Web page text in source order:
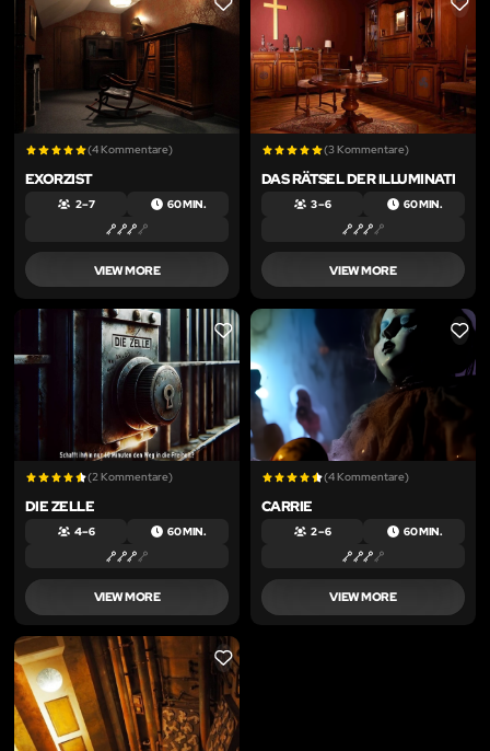
LIKE
(4 Kommentare)
EXORZIST
2 – 7 60 MIN.
VIEW MORE
LIKE
(3 Kommentare)
DAS RÄTSEL DER ILLUMINATI
3 – 6 60 MIN.
VIEW MORE
LIKE
(2 Kommentare)
DIE ZELLE
4 – 6 60 MIN.
VIEW MORE
LIKE
(4 Kommentare)
CARRIE
2 – 6 60 MIN.
VIEW MORE
LIKE